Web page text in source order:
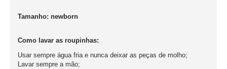
Tamanho: newborn
Como lavar as roupinhas:
Usar sempre água fria e nunca deixar as peças de molho;
Lavar sempre a mão;